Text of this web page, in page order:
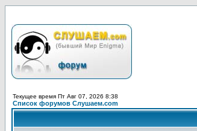
Текущее время Пт Авг 07, 2026 8:38
Список форумов Слушаем.com